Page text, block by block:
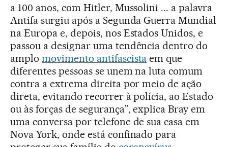
a 100 anos, com Hitler, Mussolini ... a palavra
Antifa surgiu após a Segunda Guerra Mundial
na Europa e, depois, nos Estados Unidos, e
passou a designar uma tendência dentro do
amplo movimento antifascista em que
diferentes pessoas se unem na luta comum
contra a extrema direita por meio de ação
direta, evitando recorrer à polícia, ao Estado
ou às forças de segurança”, explica Bray em
uma conversa por telefone de sua casa em
Nova York, onde está confinado para